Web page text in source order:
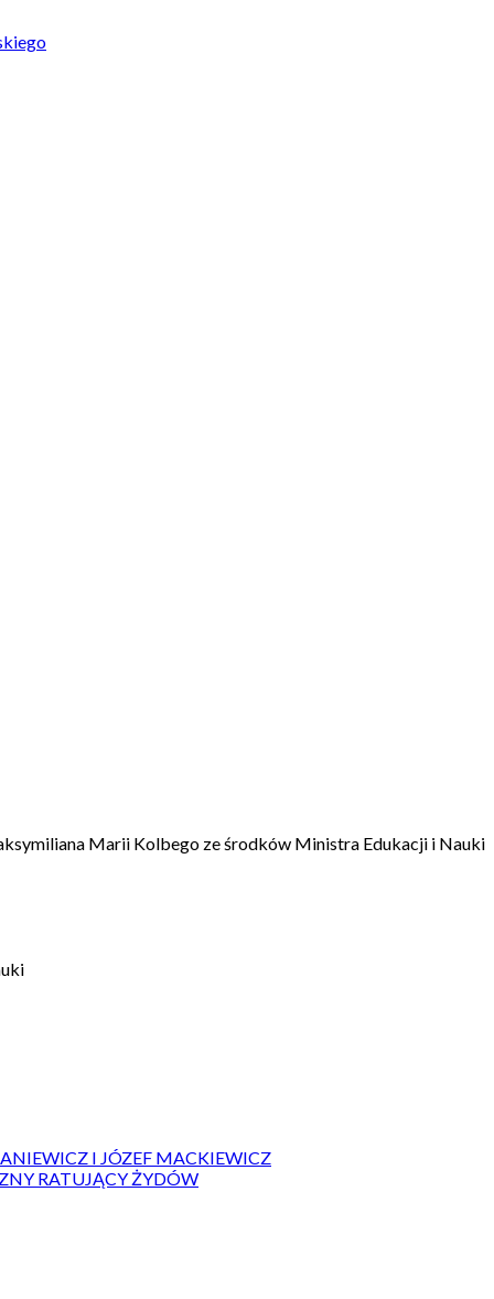
Marii Kolbego ze środków Ministra Edukacji i Nauki
I JÓZEF MACKIEWICZ
RATUJĄCY ŻYDÓW